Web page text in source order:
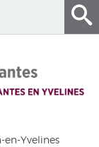
en-Yvelines